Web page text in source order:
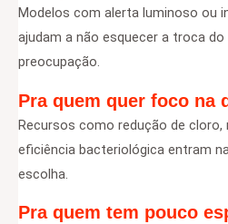
Modelos com alerta luminoso ou
ajudam a não esquecer a troca
preocupação.
Pra quem quer foco na
Recursos como redução de
eficiência bacteriológica entram
escolha.
Pra quem tem pouco